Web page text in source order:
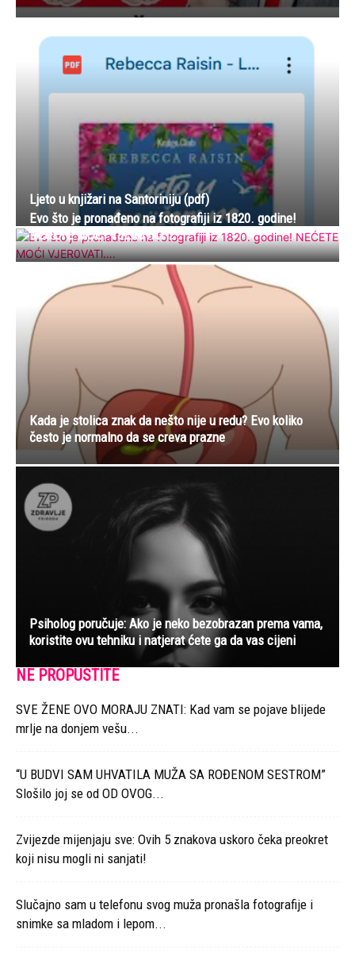
Ljeto u knjižari na Santoriniju (pdf)
Evo što je pronađeno na fotografiji iz 1820. godine!
NEĆETE MOĆl VJER0VATl….
Kada je stolica znak da nešto nije u redu? Evo koliko
često je normalno da se creva prazne
Psiholog poručuje: Ako je neko bezobrazan prema vama,
koristite ovu tehniku i natjerat ćete ga da vas cijeni
NE PROPUSTITE
SVE ŽENE OVO MORAJU ZNATI: Kad vam se pojave blijede
mrlje na donjem vešu...
“U BUDVI SAM UHVATILA MUŽA SA ROĐENOM SESTROM”
Slošilo joj se od OD OVOG...
Zvijezde mijenjaju sve: Ovih 5 znakova uskoro čeka preokret
koji nisu mogli ni sanjati!
Slučajno sam u telefonu svog muža pronašla fotografije i
snimke sa mladom i lepom...